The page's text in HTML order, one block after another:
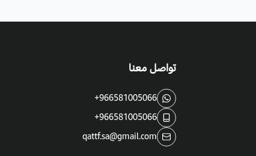
تواصل معنا
+966581005066
+966581005066
qattf.sa@gmail.com